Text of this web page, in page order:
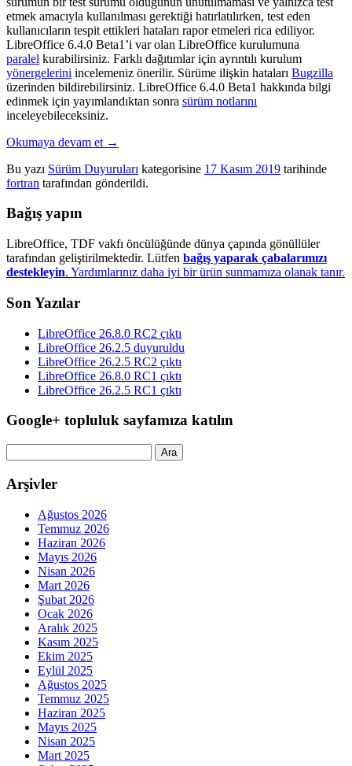
etmek amacıyla kullanılması gerektiği hatırlatılırken, test eden
kullanıcıların tespit ettikleri hataları rapor etmeleri rica ediliyor.
LibreOffice 6.4.0 Beta1’i var olan LibreOffice kurulumuna
paralel kurabilirsiniz. Farklı dağıtımlar için ayrıntılı kurulum
yönergelerini incelemeniz önerilir. Sürüme ilişkin hataları Bugzilla
üzerinden bildirebilirsiniz. LibreOffice 6.4.0 Beta1 hakkında bilgi
edinmek için yayımlandıktan sonra sürüm notlarını
inceleyebileceksiniz.
Okumaya devam et →
Bu yazı Sürüm Duyuruları kategorisine 17 Kasım 2019 tarihinde
fortran tarafından gönderildi.
Bağış yapın
LibreOffice, TDF vakfı öncülüğünde dünya çapında gönüllüler
tarafından geliştirilmektedir. Lütfen bağış yaparak çabalarımızı
destekleyin. Yardımlarınız daha iyi bir ürün sunmamıza olanak tanır.
Son Yazılar
LibreOffice 26.8.0 RC2 çıktı
LibreOffice 26.2.5 duyuruldu
LibreOffice 26.2.5 RC2 çıktı
LibreOffice 26.8.0 RC1 çıktı
LibreOffice 26.2.5 RC1 çıktı
Google+ topluluk sayfamıza katılın
Arşivler
Ağustos 2026
Temmuz 2026
Haziran 2026
Mayıs 2026
Nisan 2026
Mart 2026
Şubat 2026
Ocak 2026
Aralık 2025
Kasım 2025
Ekim 2025
Eylül 2025
Ağustos 2025
Temmuz 2025
Haziran 2025
Mayıs 2025
Nisan 2025
Mart 2025